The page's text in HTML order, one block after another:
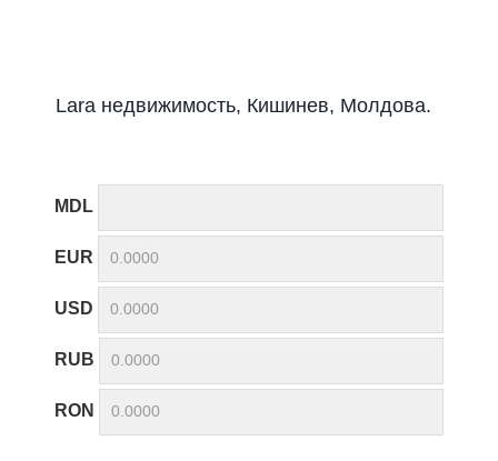
Lara недвижимость, Кишинев, Молдова.
MDL
EUR
USD
RUB
RON